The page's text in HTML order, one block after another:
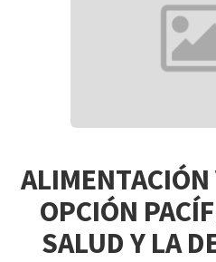
OPCIÓN
SALUD Y LA